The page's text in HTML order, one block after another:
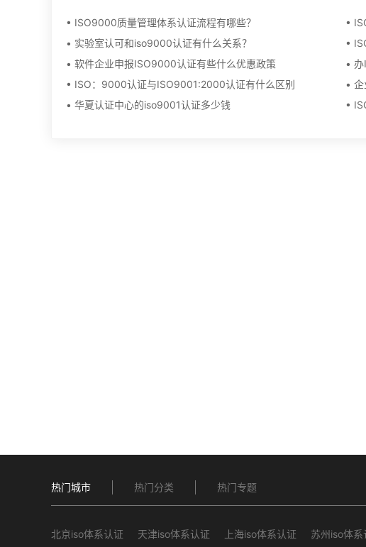
• ISO9000质量管理体系认证流程有哪些？
• 实验室认可和iso9000认证有什么关系？
• 软件企业申报ISO9000认证有些什么优惠政策
• ISO：9000认证与ISO9001:2000认证有什么区别
• 华夏认证中心的iso9001认证多少钱
•
•
•
热门城市 热门分类 热门专题
北京iso体系认证 天津iso体系认证 上海iso体系认证 苏州iso体系